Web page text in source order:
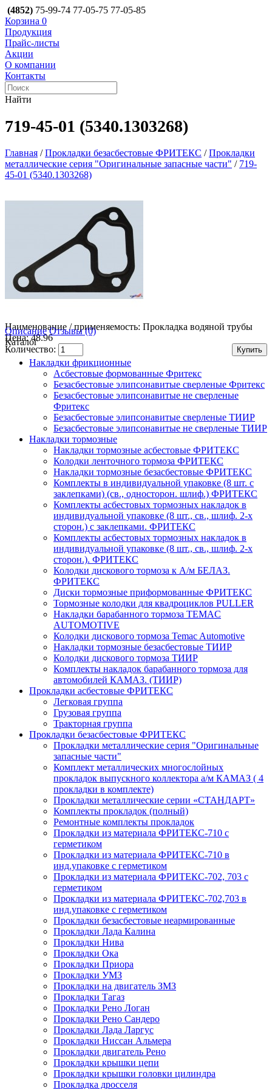
(4852) 75-99-74 77-05-75 77-05-85
Корзина 0
Продукция
Прайс-листы
Акции
О компании
Контакты
Найти
719-45-01 (5340.1303268)
Главная /Прокладки безасбестовые ФРИТЕКС /Прокладки
металлические серия "Оригинальные запасные части" / 719-
45-01 (5340.1303268)
Наименование / применяемость: Прокладка водяной трубы
Цена: 48.96
Количество:
Описание Отзывы (0)
Каталог
Накладки фрикционные
Асбестовые формованные Фритекс
Безасбестовые элипсонавитые сверленые Фритекс
Безасбестовые элипсонавитые не сверленые
Фритекс
Безасбестовые элипсонавитые сверленые ТИИР
Безасбестовые элипсонавитые не сверленые ТИИР
Накладки тормозные
Накладки тормозные асбестовые ФРИТЕКС
Колодки ленточного тормоза ФРИТЕКС
Накладки тормозные безасбестовые ФРИТЕКС
Комплекты в индивидуальной упаковке (8 шт. с
заклепками) (св., односторон. шлиф.) ФРИТЕКС
Комплекты асбестовых тормозных накладок в
индивидуальной упаковке (8 шт., св., шлиф. 2-х
сторон.) c заклепками. ФРИТЕКС
Комплекты асбестовых тормозных накладок в
индивидуальной упаковке (8 шт., св., шлиф. 2-х
сторон.). ФРИТЕКС
Колодки дискового тормоза к А/м БЕЛАЗ.
ФРИТЕКС
Диски тормозные приформованные ФРИТЕКС
Тормозные колодки для квадроциклов PULLER
Накладки барабанного тормоза TEMAC
AUTOMOTIVE
Колодки дискового тормоза Temac Automotive
Накладки тормозные безасбестовые ТИИР
Колодки дискового тормоза ТИИР
Комплекты накладок барабанного тормоза для
автомобилей КАМАЗ. (ТИИР)
Прокладки асбестовые ФРИТЕКС
Легковая группа
Грузовая группа
Тракторная группа
Прокладки безасбестовые ФРИТЕКС
Прокладки металлические серия "Оригинальные
запасные части"
Комплект металлических многослойных
прокладок выпускного коллектора а/м КАМАЗ ( 4
прокладки в комплекте)
Прокладки металлические серии «СТАНДАРТ»
Комплекты прокладок (полный)
Ремонтные комплекты прокладок
Прокладки из материала ФРИТЕКС-710 с
герметиком
Прокладки из материала ФРИТЕКС-710 в
инд.упаковке с герметиком
Прокладки из материала ФРИТЕКС-702, 703 с
герметиком
Прокладки из материала ФРИТЕКС-702,703 в
инд.упаковке с герметиком
Прокладки безасбестовые неармированные
Прокладки Лада Калина
Прокладки Нива
Прокладки Ока
Прокладки Приора
Прокладки УМЗ
Прокладки на двигатель ЗМЗ
Прокладки Тагаз
Прокладки Рено Логан
Прокладки Рено Сандеро
Прокладки Лада Ларгус
Прокладки Ниссан Альмера
Прокладки двигатель Рено
Прокладки крышки цепи
Прокладки крышки головки цилиндра
Прокладка дросселя